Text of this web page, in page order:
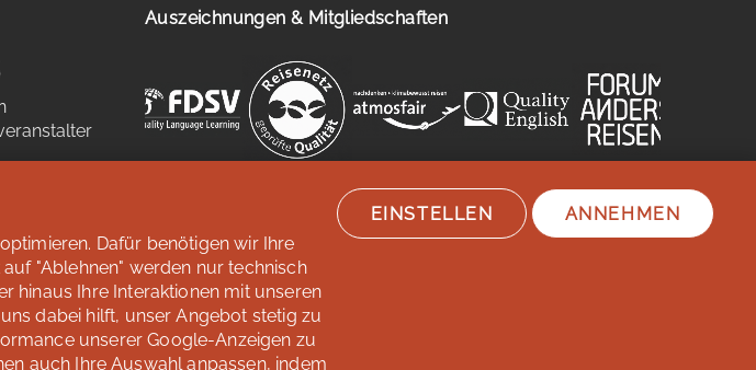
Auszeichnungen & Mitgliedschaften
Dafür benötigen wir Ihre
"Ablehnen" werden nur technisch
hinaus Ihre Interaktionen mit unseren
dabei hilft, unser Angebot stetig zu
unserer Google-Anzeigen zu
auch Ihre Auswahl anpassen, indem
EINSTELLEN ANNEHMEN